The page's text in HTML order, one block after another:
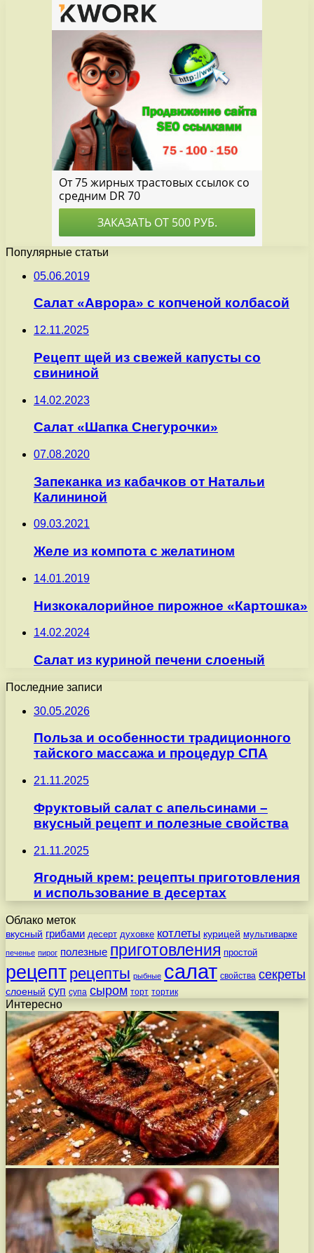
Популярные статьи
05.06.2019
Салат «Аврора» с копченой колбасой
12.11.2025
Рецепт щей из свежей капусты со
свининой
14.02.2023
Салат «Шапка Снегурочки»
07.08.2020
Запеканка из кабачков от Натальи
Калининой
09.03.2021
Желе из компота с желатином
14.01.2019
Низкокалорийное пирожное «Картошка»
14.02.2024
Салат из куриной печени слоеный
Последние записи
30.05.2026
Польза и особенности традиционного
тайского массажа и процедур СПА
21.11.2025
Фруктовый салат с апельсинами –
вкусный рецепт и полезные свойства
21.11.2025
Ягодный крем: рецепты приготовления
и использование в десертах
Облако меток
вкусный грибами десерт духовке котлеты курицей мультиварке
печенье пирог полезные приготовления простой
рецепт рецепты рыбные салат свойства секреты
слоеный суп супа сыром торт тортик
Интересно